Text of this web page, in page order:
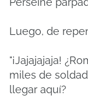
Luego, de
"¡Jajajajaja!
miles de
llegar aquí?